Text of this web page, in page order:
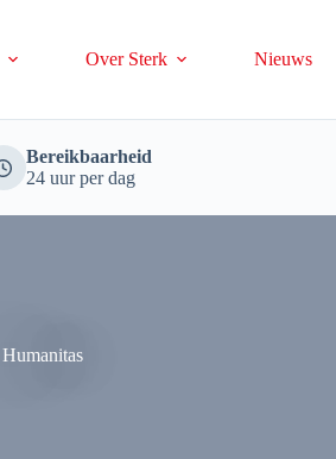
Over Sterk Nieuws
Bereikbaarheid
24 uur per dag
Humanitas